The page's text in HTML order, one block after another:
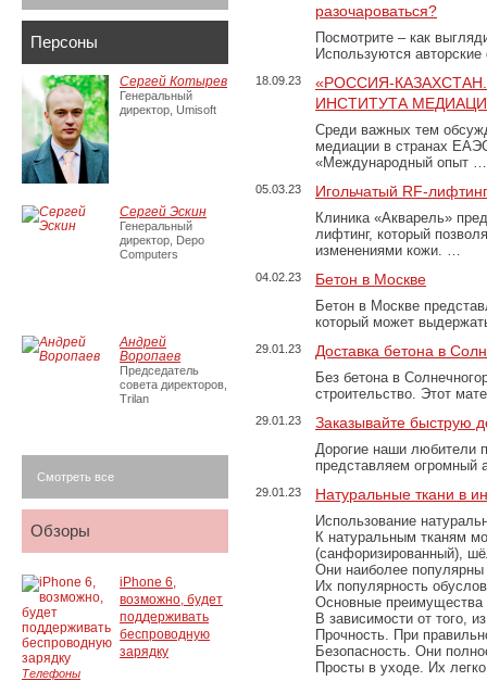
разочароваться?
Посмотрите – как
Используются
18.09.23
«РОССИЯ-
ИНСТИТУТА
Среди важных тем
медиации в странах
«Международный опыт …
05.03.23 Игольчатый RF-
Клиника «Акварель»
лифтинг, который
изменениями кожи. …
04.02.23 Бетон в Москве
Бетон в Москве
который может
29.01.23 Доставка бетона в
Без бетона в
строительство. Этот
29.01.23 Заказывайте быструю
Дорогие наши любители
представляем огромный
29.01.23 Натуральные ткани в
Использование
К натуральным тканям
(санфоризированный),
Они наиболее популярны
Их популярность
Основные преимущества
В зависимости от того,
Прочность. При
Безопасность. Они
Просты в уходе. Их
Персоны
Сергей Котырев
Генеральный
директор, Umisoft
Сергей Эскин
Генеральный
директор, Depo
Computers
Андрей
Воропаев
Председатель
совета директоров,
Trilan
Смотреть все
Обзоры
iPhone 6,
возможно, будет
поддерживать
беспроводную
зарядку
Телефоны